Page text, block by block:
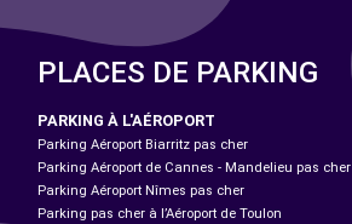
PLACES DE PARKING
PARKING À L'AÉROPORT
Parking Aéroport Biarritz pas cher
Parking Aéroport de Cannes - Mandelieu pas cher
Parking Aéroport Nîmes pas cher
Parking pas cher à l’Aéroport de Toulon